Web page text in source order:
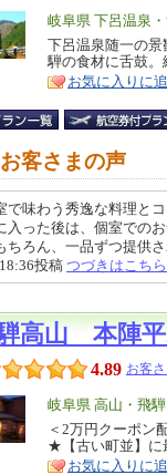
エ
リ
ア
岐阜県 下呂温泉
特
徴
下呂温泉随一の
騨の食材に舌鼓
お気に入りに
お客さまの声
で味わう秀逸な料理と
入った後は、個室での
ちろん、一品ずつ提供
投稿 つづきはこちら
高山 本陣
4.89 お客
エ
リ
ア
岐阜県 高山・飛騨
特
徴
＜2万円クーポン
★【古い町並】に
お気に入りに